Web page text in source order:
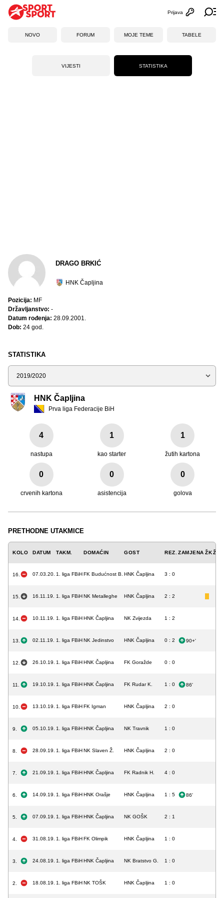
Otvori
Prijava
NOVO FORUM MOJE TEME TABELE
VIJESTI STATISTIKA
STATISTIKA
Sezona
HNK Čapljina
Prva liga Federacije BiH
4
nastupa
1
kao starter
1
žutih kartona
0
crvenih kartona
0
asistencija
0
golova
PRETHODNE UTAKMICE
KOLO DATUM TAKM. DOMAĆIN GOST REZ. ZAMJENA ŽKŽCK
16. 07.03.20. 1. liga FBiHFK Budućnost B. HNK Čapljina 3 : 0
15. 16.11.19. 1. liga FBiHNK Metalleghe HNK Čapljina 2 : 2
14. 10.11.19. 1. liga FBiHHNK Čapljina NK Zvijezda 1 : 2
13. 02.11.19. 1. liga FBiHNK Jedinstvo HNK Čapljina 0 : 2 90+'
12. 26.10.19. 1. liga FBiHHNK Čapljina FK Goražde 0 : 0
11. 19.10.19. 1. liga FBiHHNK Čapljina FK Rudar K. 1 : 0 86'
10. 13.10.19. 1. liga FBiHFK Igman HNK Čapljina 2 : 0
9. 05.10.19. 1. liga FBiHHNK Čapljina NK Travnik 1 : 0
8. 28.09.19. 1. liga FBiHNK Slaven Ž. HNK Čapljina 2 : 0
7. 21.09.19. 1. liga FBiHHNK Čapljina FK Radnik H. 4 : 0
6. 14.09.19. 1. liga FBiHHNK Orašje HNK Čapljina 1 : 5 86'
5. 07.09.19. 1. liga FBiHHNK Čapljina NK GOŠK 2 : 1
4. 31.08.19. 1. liga FBiHFK Olimpik HNK Čapljina 1 : 0
3. 24.08.19. 1. liga FBiHHNK Čapljina NK Bratstvo G. 1 : 0
2. 18.08.19. 1. liga FBiHNK TOŠK HNK Čapljina 1 : 0
DRAGO BRKIĆ
HNK Čapljina
Pozicija: MF
Državljanstvo: -
Datum rođenja: 28.09.2001.
Dob: 24 god.